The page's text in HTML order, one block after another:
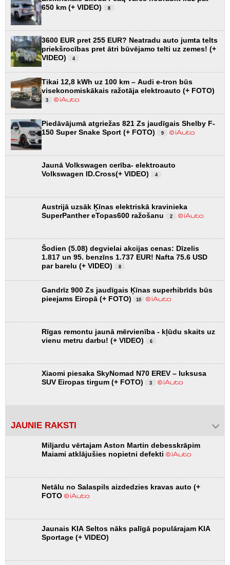
650 km (+ VIDEO)
8
3600 EUR pret 255 EUR? Neatradu auto jumta telts
priekšrocības pret ātri būvējamo telti uz zemes! (+
VIDEO)
4
Tikai 12,8 kWh uz 100 km – Audi e-tron būs
visekonomiskākais ražotāja elektroauto (+ FOTO)
3
Piedāvājumā atgriežas 821 Zs jaudīgais Shelby F-
150 Super Snake Sport (+ FOTO)
9
Jaunā Volkswagen cerība- elektroauto
Volkswagen ID.Cross(+ VIDEO)
4
Austrijā uzsāk Ķīnas elektriskā kravinieka
SuperPanther eTopas600 ražošanu
2
Šodien (5.08) degvielai akcijas cenas: Dīzelis
1.817 un 95. benzīns 1.737 EUR! Nafta 75.6 USD
par barelu (+ VIDEO)
8
Gandrīz 900 Zs jaudīgais Ķīnas superhibrīds būs
pieejams Eiropā (+ FOTO)
10
Rīgas remontu jaunā mērvienība - kļūdu skaits uz
vienu metru darbu! (+ VIDEO)
6
Xiaomi piesaka SkyNomad N70 EREV – luksusa
SUV Eiropas tirgum (+ FOTO)
3
JAUNIE RAKSTI
Miljardu vērtajam Aston Martin debesskrāpim
Maiami atklājušies nopietni defekti
Netālu no Salaspils aizdedzies kravas auto (+
FOTO
Jaunais KIA Seltos nāks palīgā populārajam KIA
Sportage (+ VIDEO)